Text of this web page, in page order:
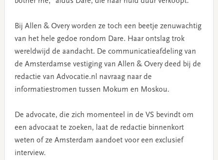
Bij Allen & Overy worden ze toch een beetje zenuwachtig
van het hele gedoe rondom Dare. Haar ontslag trok
wereldwijd de aandacht. De communicatieafdeling van
de Amsterdamse vestiging van Allen & Overy deed bij de
redactie van Advocatie.nl navraag naar de
informatiestromen tussen Mokum en Moskou.
De advocate, die zich momenteel in de VS bevindt om
een advocaat te zoeken, laat de redactie binnenkort
weten of ze Amsterdam aandoet voor een exclusief
interview.